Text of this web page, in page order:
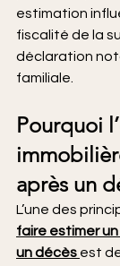
estimation
fiscalité de la
déclaration
familiale.
Pourquoi
après un
L’une des
faire estimer
un décès est